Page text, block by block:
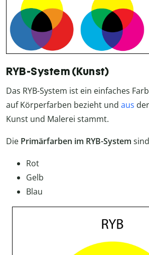
RYB-System (Kunst)
Das RYB-System ist ein einfaches
auf Körperfarben bezieht und aus
Kunst und Malerei stammt.
Die Primärfarben im RYB-System
Rot
Gelb
Blau